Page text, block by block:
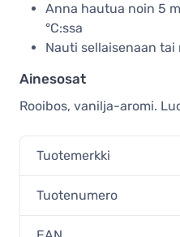
Anna hautua noin 5
°C:ssa
Nauti sellaisenaan
Ainesosat
Rooibos, vanilja-aromi.
Tuotemerkki
Tuotenumero